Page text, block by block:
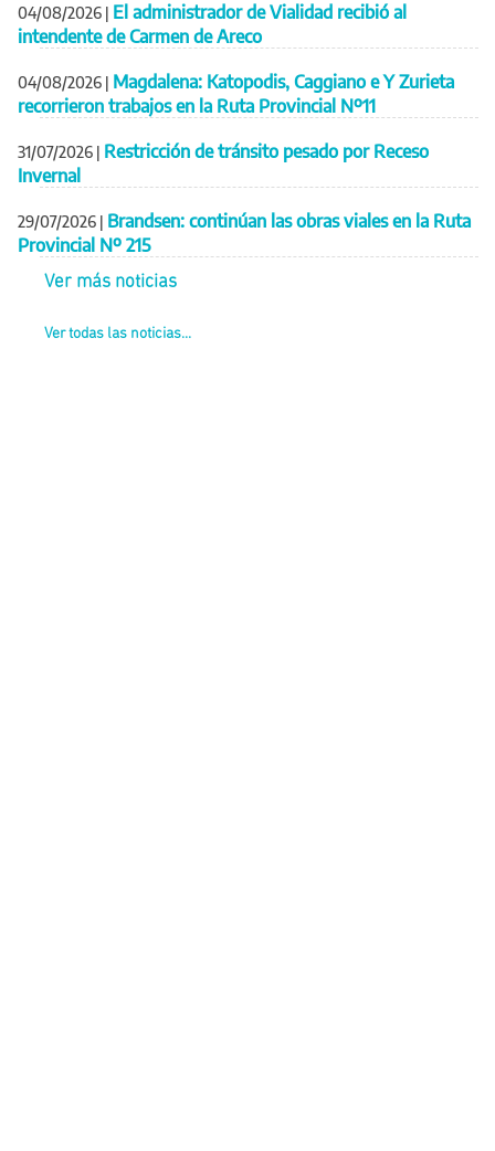
04/08/2026 | El administrador de Vialidad recibió al
intendente de Carmen de Areco
04/08/2026 | Magdalena: Katopodis, Caggiano e Y Zurieta
recorrieron trabajos en la Ruta Provincial Nº11
31/07/2026 | Restricción de tránsito pesado por Receso
Invernal
29/07/2026 | Brandsen: continúan las obras viales en la Ruta
Provincial Nº 215
Ver más noticias
Ver todas las noticias...